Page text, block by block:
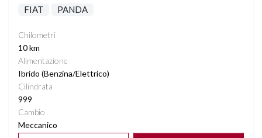
FIAT PANDA
Chilometri
10 km
Alimentazione
Ibrido (Benzina/Elettrico)
Cilindrata
999
Cambio
Meccanico